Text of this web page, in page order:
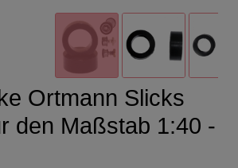
Ortmann Slicks
den Maßstab 1:40 -